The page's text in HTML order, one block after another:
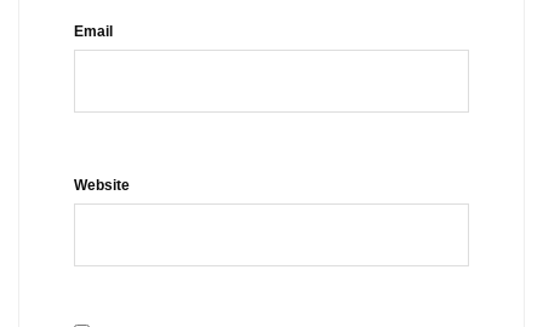
Email
Website